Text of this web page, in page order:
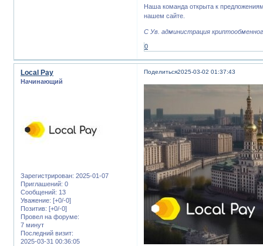
Наша команда открыта к
нашем сайте.
С Ув. администрация
0
Поделиться2025-03-02 01:37:43
Local Pay
Начинающий
Зарегистрирован: 2025-01-07
Приглашений: 0
Сообщений: 13
Уважение: [+0/-0]
Позитив: [+0/-0]
Провел на форуме:
7 минут
Последний визит:
2025-03-31 00:36:05